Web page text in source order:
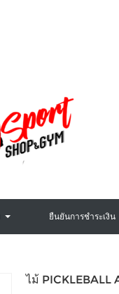
ยืนยันการชำระเงิน
ไม้ PICKLEBALL